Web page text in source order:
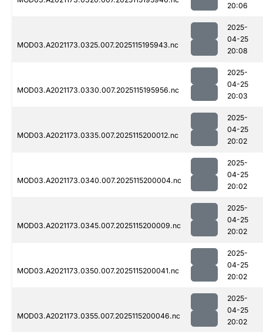
20:06
MOD03.A2021173.0325.007.2025115195943.nc
2025-
04-25
20:08
MOD03.A2021173.0330.007.2025115195956.nc
2025-
04-25
20:03
MOD03.A2021173.0335.007.2025115200012.nc
2025-
04-25
20:02
MOD03.A2021173.0340.007.2025115200004.nc
2025-
04-25
20:02
MOD03.A2021173.0345.007.2025115200009.nc
2025-
04-25
20:02
MOD03.A2021173.0350.007.2025115200041.nc
2025-
04-25
20:02
MOD03.A2021173.0355.007.2025115200046.nc
2025-
04-25
20:02